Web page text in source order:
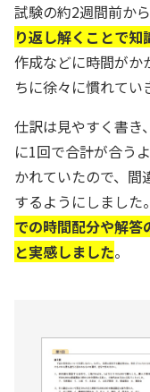
試験の約2週間前か
り返し解くことで
作成などに時間がか
ちに徐々に慣れてい
仕訳は見やすく書き
に1回で合計が合う
かれていたので、
するようにしました。
での時間配分や解
と実感しました。